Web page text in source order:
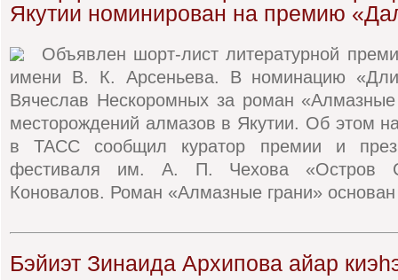
Якутии номинирован на премию
Объявлен шорт-лист литературной
имени В. К. Арсеньева. В номинацию
Вячеслав Нескоромных за роман «Алмазные
месторождений алмазов в Якутии. Об этом
в ТАСС сообщил куратор премии и
фестиваля им. А. П. Чехова «Остров
Коновалов. Роман «Алмазные грани»
Бэйиэт Зинаида Архипова айар